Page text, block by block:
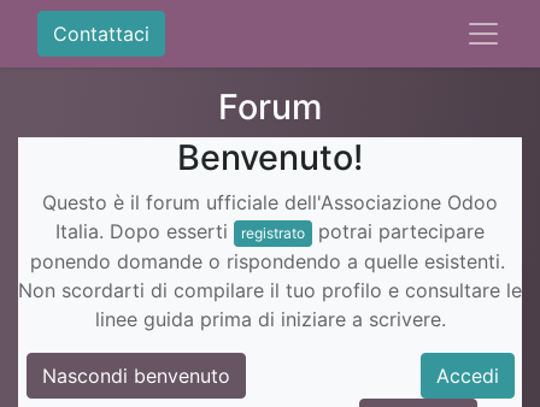
Contattaci
Forum
Benvenuto!
Questo è il forum ufficiale dell'Associazione Odoo
Italia. Dopo esserti
registrato
potrai partecipare
ponendo domande o rispondendo a quelle esistenti.
Non scordarti di compilare il tuo profilo e consultare le
linee guida prima di iniziare a scrivere.
Nascondi benvenuto
Accedi